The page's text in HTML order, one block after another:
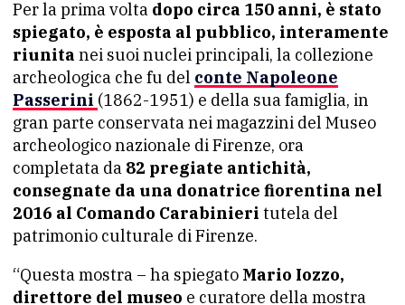
Per la prima volta dopo circa 150 anni, è stato
spiegato, è esposta al pubblico, interamente
riunita nei suoi nuclei principali, la collezione
archeologica che fu del conte Napoleone
Passerini (1862-1951) e della sua famiglia, in
gran parte conservata nei magazzini del Museo
archeologico nazionale di Firenze, ora
completata da 82 pregiate antichità,
consegnate da una donatrice fiorentina nel
2016 al Comando Carabinieri tutela del
patrimonio culturale di Firenze.
“Questa mostra – ha spiegato Mario Iozzo,
direttore del museo e curatore della mostra